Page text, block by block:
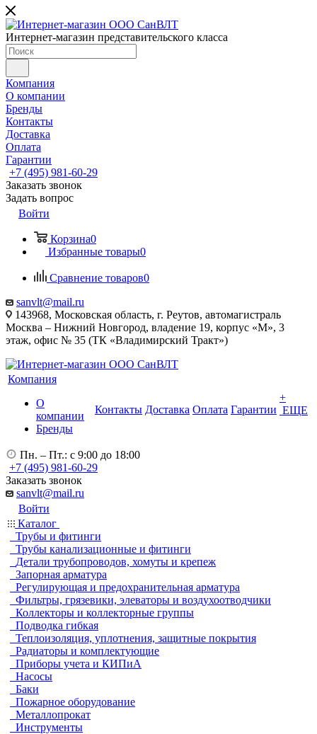
Интернет-магазин представительского класса
Компания
О компании
Бренды
Контакты
Доставка
Оплата
Гарантии
+7 (495) 981-60-29
Заказать звонок
Задать вопрос
Войти
Корзина0
Избранные товары0
Сравнение товаров0
sanvlt@mail.ru
143968, Московская область, г. Реутов, автомагистраль
Москва – Нижний Новгород, владение 19, корпус «М», 3
этаж, офис № 35 (ТК «Владимирский Тракт»)
Компания
О
компании
Бренды
Контакты Доставка Оплата Гарантии
+
ЕЩЕ
Пн. – Пт.: с 9:00 до 18:00
+7 (495) 981-60-29
Заказать звонок
sanvlt@mail.ru
Войти
Каталог
Трубы и фитинги
Трубы канализационные и фитинги
Детали трубопроводов, хомуты и крепеж
Запорная арматура
Регулирующая и предохранительная арматура
Фильтры, грязевики, элеваторы и воздухоотводчики
Коллекторы и коллекторные группы
Подводка гибкая
Теплоизоляция, уплотнения, защитные покрытия
Радиаторы и комплектующие
Приборы учета и КИПиА
Насосы
Баки
Пожарное оборудование
Металлопрокат
Инструменты